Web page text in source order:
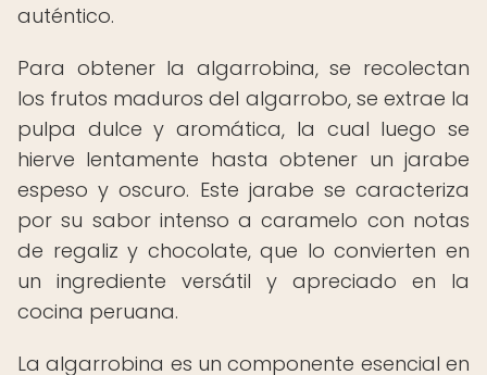
auténtico.
Para obtener la algarrobina, se recolectan
los frutos maduros del algarrobo, se extrae la
pulpa dulce y aromática, la cual luego se
hierve lentamente hasta obtener un jarabe
espeso y oscuro. Este jarabe se caracteriza
por su sabor intenso a caramelo con notas
de regaliz y chocolate, que lo convierten en
un ingrediente versátil y apreciado en la
cocina peruana.
La algarrobina es un componente esencial en